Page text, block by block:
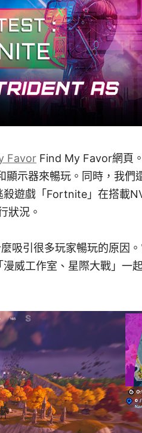
Favor Find My Favor網頁
示器來暢玩。同時，我們
遊戲「Fortnite」在搭載
狀況。
吸引很多玩家暢玩的原因
威工作室、星際大戰」一